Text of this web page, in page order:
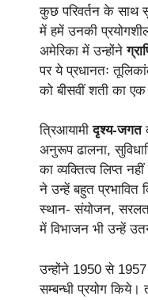
कुछ परिवर्तन के साथ
में हमें उनकी
अमेरिका में उन्होंने
पर ये प्रधानतः
को बीसवीं शती का
त्रिआयामीदृश्य-जगत
अनुरूप ढालना,
का व्यक्तित्व लिप्त
ने उन्हें बहुत प्रभावित
स्थान- संयोजन,
में विभाजन भी उन्हें
उन्होंने 1950 से
सम्बन्धी प्रयोग किये।